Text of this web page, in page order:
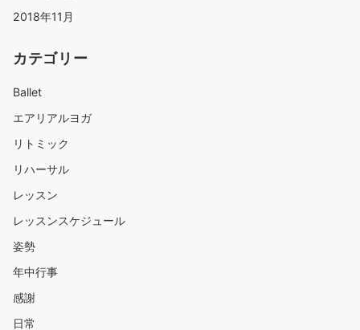
2018年11月
カテゴリー
Ballet
エアリアルヨガ
リトミック
リハーサル
レッスン
レッスンスケジュール
姿勢
年中行事
感謝
日常